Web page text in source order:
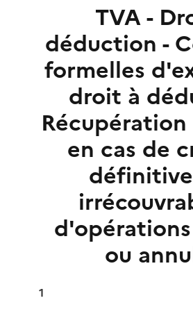
TVA -
déduction -
formelles
droit à
en cas de
ou
1